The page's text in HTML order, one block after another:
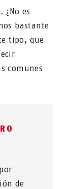
es
bastante
tipo, que
comunes
de